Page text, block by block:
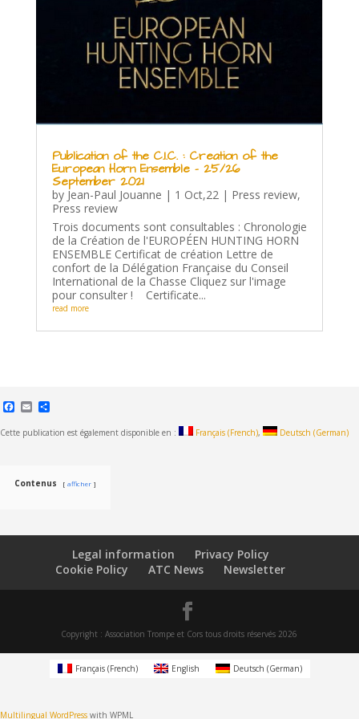
Publication of the C.I.C. : Creation of the
European Horn Ensemble – 25/26
September 2021
by Jean-Paul Jouanne | 1 Oct,22 | Press review,
Press review
Trois documents sont consultables : Chronologie
de la Création de l'EUROPÉEN HUNTING HORN
ENSEMBLE Certificat de création Lettre de
confort de la Délégation Française du Conseil
International de la Chasse Cliquez sur l'image
pour consulter ! Certificate...
read more
Facebook
Email
Cette publication est également disponible en : Français (French) Deutsch (German)
Contenus afficher
Legal information
Privacy Policy
Cookie Policy
ATC News Newsletter
Copyright : Association Trompe et Cors tous droits réservés 2026
Français(French) English Deutsch (German)
Multilingual WordPress with WPML